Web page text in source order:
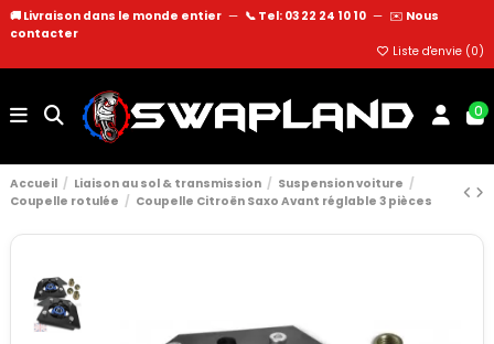
🚚 Livraison dans le monde entier — 📞 Tel: 03 22 24 10 10 — ✉️ Nous
contacter
Liste d'envie (0)
0
Accueil Liaison au sol & transmission
Suspension voiture
Coupelle rotulée
Coupelle Citroën Saxo Avant réglable 3 pièces